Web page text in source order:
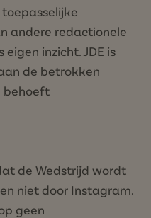
andere redactionele
eigen inzicht. JDE is
de betrokken
behoeft
de Wedstrijd wordt
niet door Instagram.
geen